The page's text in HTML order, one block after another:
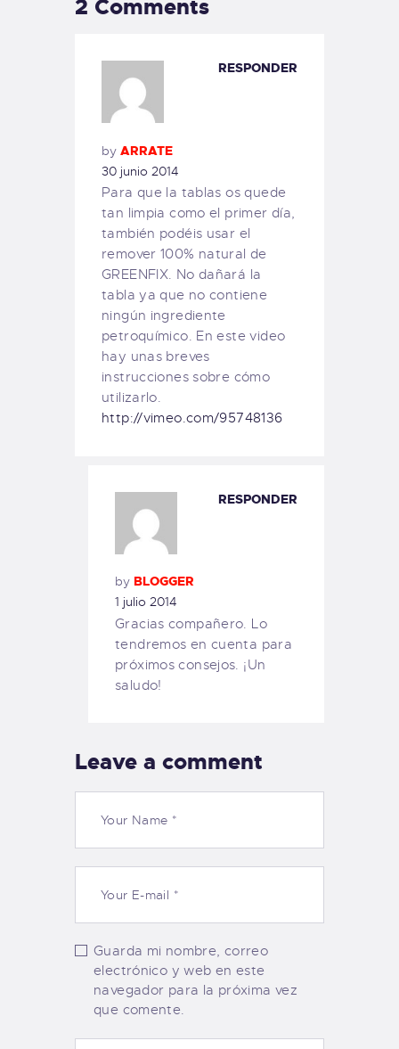
2 Comments
by ARRATE
30 junio 2014
Para que la tablas os quede
tan limpia como el primer día,
también podéis usar el
remover 100% natural de
GREENFIX. No dañará la
tabla ya que no contiene
ningún ingrediente
petroquímico. En este video
hay unas breves
instrucciones sobre cómo
utilizarlo.
http://vimeo.com/95748136
RESPONDER
by BLOGGER
1 julio 2014
Gracias compañero. Lo
tendremos en cuenta para
próximos consejos. ¡Un
saludo!
RESPONDER
Leave a comment
Guarda mi nombre, correo
electrónico y web en este
navegador para la próxima vez
que comente.